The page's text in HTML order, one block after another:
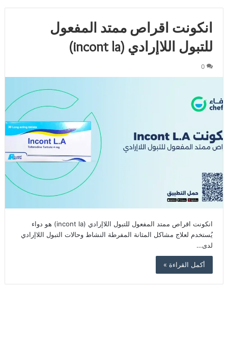
انكونت اقراص ممتد المفعول
للتبول اللاإرادي (incont la)
0
انكونت اقراص ممتد المفعول للتبول اللاإرادي (incont la) هو دواء
يُستخدم لعلاج مشاكل المثانة المفرطة النشاط وحالات التبول اللاإرادي
لدى…
أكمل القراءة »